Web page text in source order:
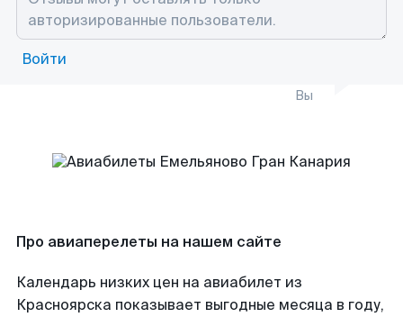
Войти
Вы
Про авиаперелеты на нашем сайте
Календарь низких цен на авиабилет из
Красноярска показывает выгодные месяца в году,